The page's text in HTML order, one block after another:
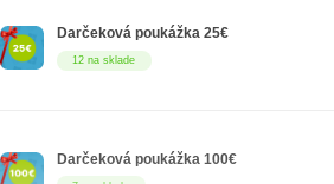
12 na sklade
Darčeková poukážka 25€
Darčeková poukážka 100€